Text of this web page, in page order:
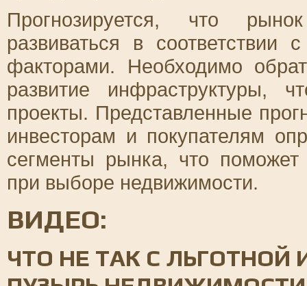
Прогнозируется, что
развиваться в
факторами. Необходимо
развитие инфраструктуры,
проекты. Представленные
инвесторам и покупателям
сегменты рынка, что
при выборе недвижимости.
ВИДЕО:
ЧТО НЕ ТАК С ЛЬГОТНОЙ